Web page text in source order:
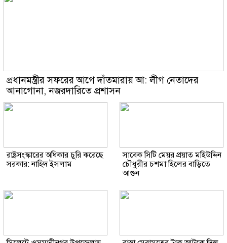
প্রধানমন্ত্রীর সফরের আগে দাঁতমারায় আ: লীগ নেতাদের
আনাগোনা, নজরদারিতে প্রশাসন
রাষ্ট্রসংস্কারের অধিকার চুরি করেছে
সরকার: নাহিদ ইসলাম
সাবেক সিটি মেয়র প্রয়াত মহিউদ্দিন
চৌধুরীর চশমা হিলের বাড়িতে
আগুন